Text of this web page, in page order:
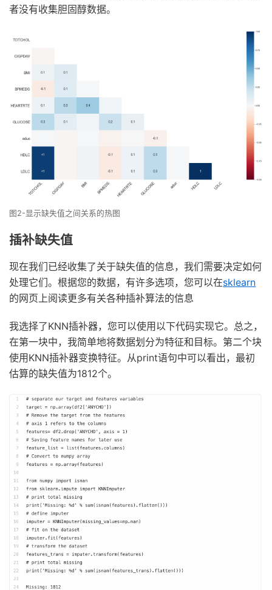
者没有收集胆固醇数据。
图2-显示缺失值之间关系的热图
插补缺失值
现在我们已经收集了关于缺失值的信息，我们需要决定如何
处理它们。根据您的数据，有许多选项，您可以在sklearn
的网页上阅读更多有关各种插补算法的信息
我选择了KNN插补器，您可以使用以下代码实现它。总之，
在第一块中，我简单地将数据划分为特征和目标。第二个块
使用KNN插补器变换特征。从print语句中可以看出，最初
估算的缺失值为1812个。